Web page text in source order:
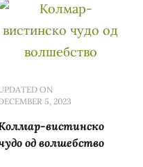
ON
5, 2023
вистинско
од волшебство